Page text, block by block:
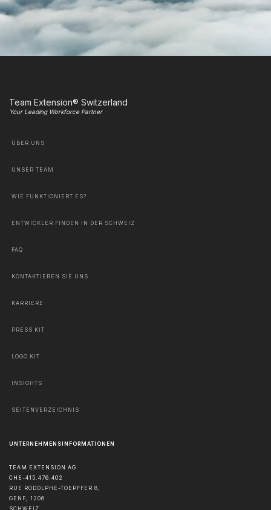
Team Extension® Switzerland
Your Leading Workforce Partner
ÜBER UNS
UNSER TEAM
WIE FUNKTIONIERT ES?
ENTWICKLER FINDEN IN DER SCHWEIZ
FAQ
KONTAKTIEREN SIE UNS
KARRIERE
PRESS KIT
LOGO KIT
INSIGHTS
SEITENVERZEICHNIS
UNTERNEHMENSINFORMATIONEN
TEAM EXTENSION AG
CHE-415.476.402
RUE RODOLPHE-TOEPFFER 8,
GENF, 1206